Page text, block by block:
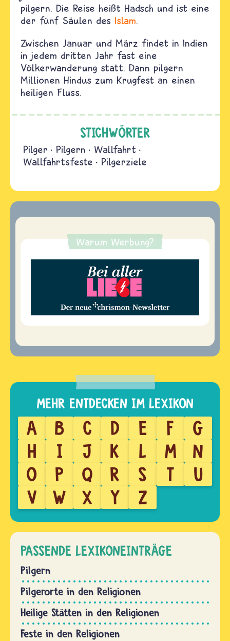
pilgern. Die Reise heißt Hadsch und ist eine
der fünf Säulen des Islam.
Zwischen Januar und März findet in Indien
in jedem dritten Jahr fast eine
Völkerwanderung statt. Dann pilgern
Millionen Hindus zum Krugfest an einen
heiligen Fluss.
STICHWÖRTER
Pilger Pilgern
Wallfahrt
Wallfahrtsfeste
Pilgerziele
Warum Werbung?
A B C D E F
G
H
I J K L M
N
O
P Q R S T
U
V
W X Y Z
PASSENDE LEXIKONEINTRÄGE
Pilgern
Pilgerorte in den Religionen
Heilige Stätten in den Religionen
Feste in den Religionen